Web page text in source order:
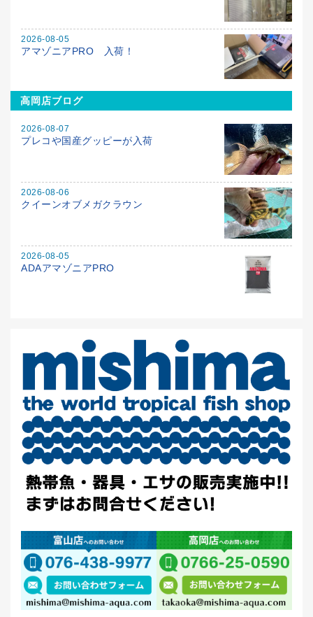
2026-08-05
アマゾニアPRO 入荷！
高岡店ブログ
2026-08-07
プレコや国産グッピーが入荷
2026-08-06
クイーンオブメガクラウン
2026-08-05
ADAアマゾニアPRO